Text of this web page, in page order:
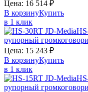
Цена: 16 514 ₽
В корзинуКупить
в 1 клик
рупорный
Цена: 15 243 ₽
В корзинуКупить
в 1 клик
рупорный